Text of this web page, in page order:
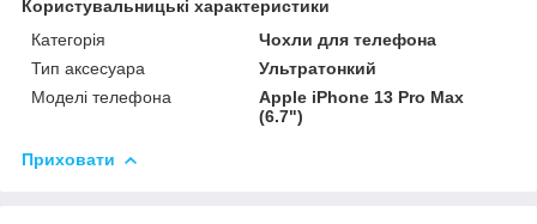
Користувальницькі характеристики
Категорія
Чохли для телефона
Тип аксесуара
Ультратонкий
Моделі телефона
Apple iPhone 13 Pro Max
(6.7")
Приховати